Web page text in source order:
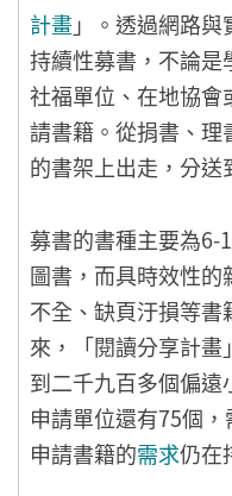
計畫」。透過網路
持續性募書，不論是
社福單位、在地協會
請書籍。從捐書、理
的書架上出走，分送
募書的書種主要為6-
圖書，而具時效性
不全、缺頁汙損等書
來，「閱讀分享計畫
到二千九百多個偏
申請單位還有75個
申請書籍的需求仍在